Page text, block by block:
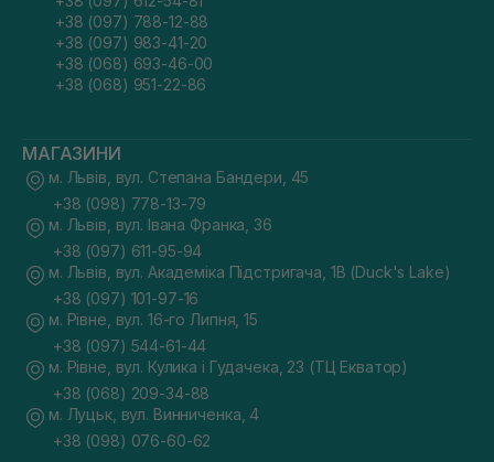
+38 (097) 788-12-88
+38 (097) 983-41-20
+38 (068) 693-46-00
+38 (068) 951-22-86
МАГАЗИНИ
м. Львів, вул. Степана Бандери, 45
+38 (098) 778-13-79
м. Львів, вул. Івана Франка, 36
+38 (097) 611-95-94
м. Львів, вул. Академіка Підстригача, 1В (Duck's Lake)
+38 (097) 101-97-16
м. Рівне, вул. 16-го Липня, 15
+38 (097) 544-61-44
м. Рівне, вул. Кулика і Гудачека, 23 (ТЦ Екватор)
+38 (068) 209-34-88
м. Луцьк, вул. Винниченка, 4
+38 (098) 076-60-62